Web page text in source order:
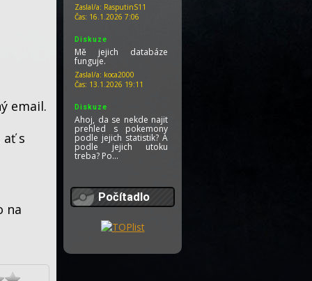
email.
s
na
Zaslal/a: RasputinS11
Čas: 16.1.2026 7:06
Diskuze
Mě jejich databáze
funguje.
Zaslal/a: koca2000
Čas: 13.1.2026 19:11
Diskuze
Ahoj, da se nekde najit
prehled s pokemony
podle jejich statistik? A
podle jejich utoku
treba? Po...
Diskuze
titulků je řeč. Já jsem na
disku po delším
Počítadlo